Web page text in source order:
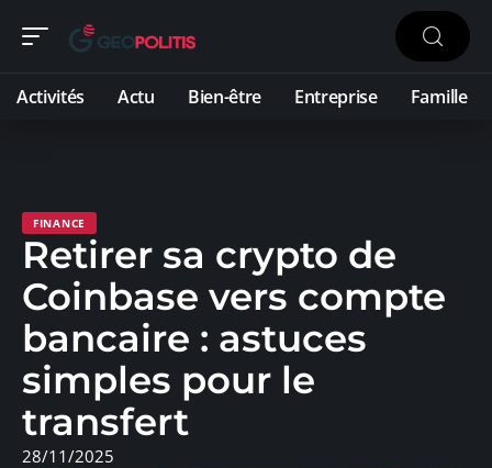
Activités Actu Bien-être Entreprise Famille
FINANCE
Retirer sa crypto de
Coinbase vers compte
bancaire : astuces
simples pour le
transfert
28/11/2025